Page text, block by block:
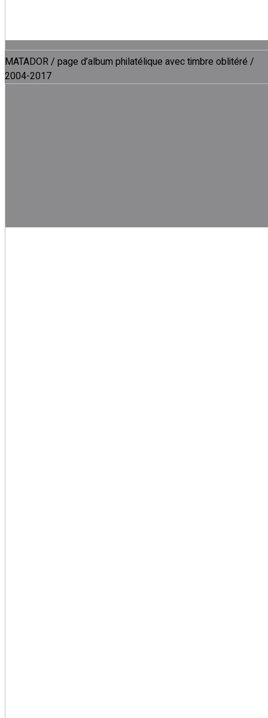
MATADOR / page d’album philatélique avec timbre oblitéré /
2004-2017